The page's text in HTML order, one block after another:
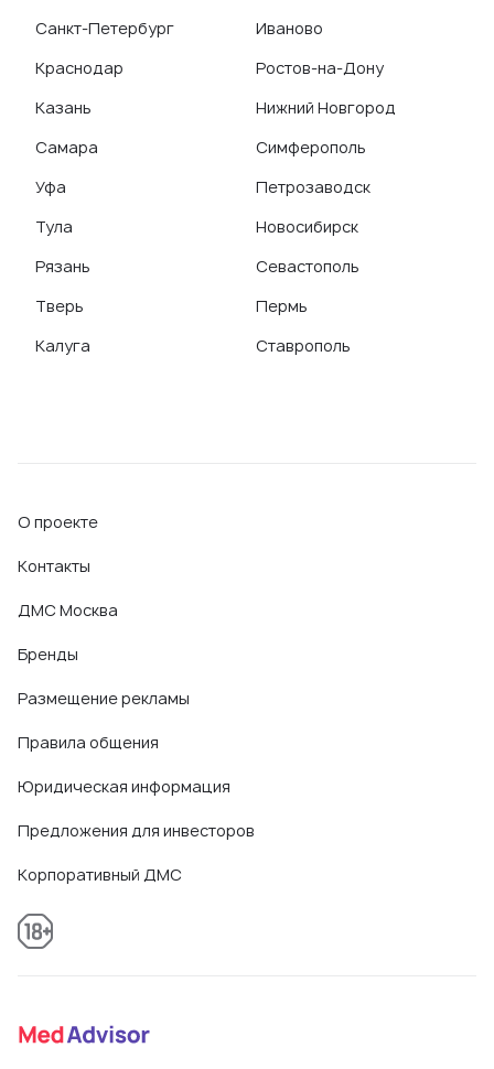
Санкт-Петербург
Краснодар
Казань
Самара
Уфа
Тула
Рязань
Тверь
Калуга
Иваново
Ростов-на-Дону
Нижний Новгород
Симферополь
Петрозаводск
Новосибирск
Севастополь
Пермь
Ставрополь
О проекте
Контакты
ДМС Москва
Бренды
Размещение рекламы
Правила общения
Юридическая информация
Предложения для инвесторов
Корпоративный ДМС